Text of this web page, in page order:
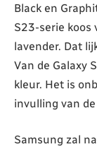
Black en
S23-serie koos
lavender. Dat
Van de Galaxy
kleur. Het is
invulling van
Samsung zal